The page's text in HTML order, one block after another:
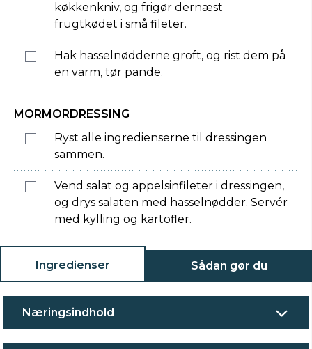
køkkenkniv, og frigør dernæst
frugtkødet i små fileter.
Hak hasselnødderne groft, og rist dem på
en varm, tør pande.
MORMORDRESSING
Ryst alle ingredienserne til dressingen
sammen.
Vend salat og appelsinfileter i dressingen,
og drys salaten med hasselnødder. Servér
med kylling og kartofler.
Ingredienser Sådan gør du
Næringsindhold